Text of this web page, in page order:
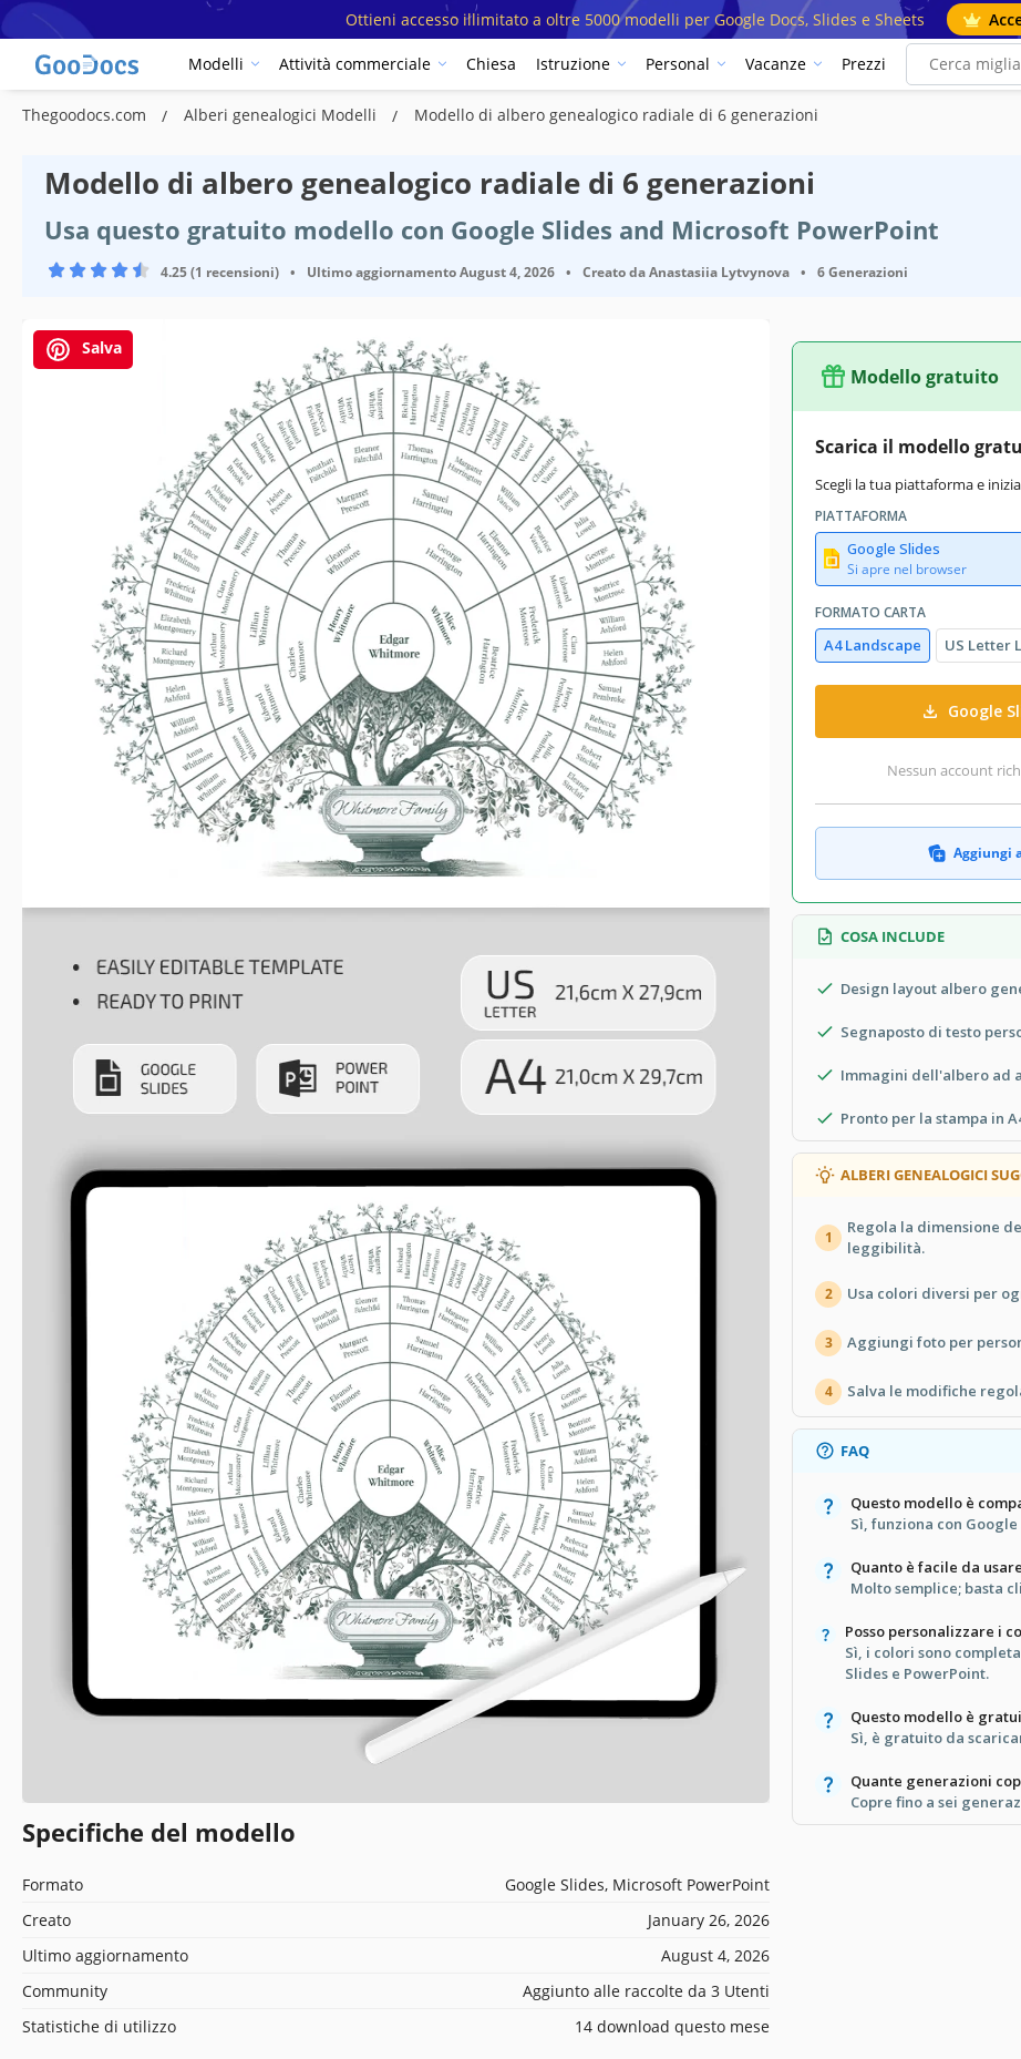
Ottieni accesso illimitato a oltre 5000 modelli per Google Docs, Slides e Sheets
Modelli Attività commerciale Chiesa Istruzione Personal Vacanze Prezzi
Thegoodocs.com Alberi genealogici Modelli Modello di albero genealogico radiale di 6 generazioni
Modello di albero genealogico radiale di 6 generazioni
Usa questo gratuito modello con Google Slides and Microsoft PowerPoint
4.25 (1 recensioni) • Ultimo aggiornamentoAugust 4, 2026 • Creato daAnastasiia Lytvynova • 6 Generazioni
Salva
Specifiche del modello
Formato
Google Slides, Microsoft PowerPoint
Creato
January 26, 2026
Ultimo aggiornamento
August 4, 2026
Community
Aggiunto alle raccolte da 3 Utenti
Statistiche di utilizzo
14 download questo mese
Modello gratuito
Scarica il modello
Scegli la tua piattaforma e
PIATTAFORMA
Google Slides
Si apre nel browser
FORMATO CARTA
A4 Landscape US Letter
Google
Nessun account
Aggiungi
COSA INCLUDE
Design layout albero
Segnaposto di testo
Immagini dell'albero ad
Pronto per la stampa in
ALBERI GENEALOGICI
1
Regola la dimensione
leggibilità.
2 Usa colori diversi per
3 Aggiungi foto per
4 Salva le modifiche
FAQ
Questo modello è
Sì, funziona con
Quanto è facile da
Molto semplice; basta
Posso personalizzare i
Sì, i colori sono
Slides e PowerPoint.
Questo modello è
Sì, è gratuito da
Quante generazioni
Copre fino a sei